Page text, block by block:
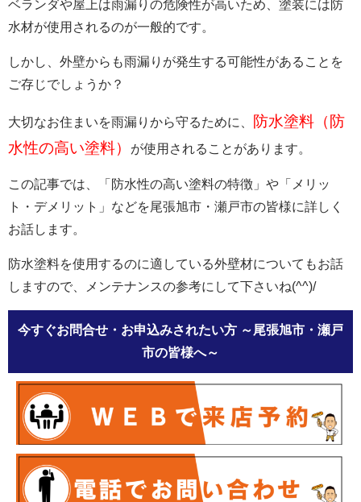
ベランダや屋上は雨漏りの危険性が高いため、塗装には防
水材が使用されるのが一般的です。
しかし、外壁からも雨漏りが発生する可能性があることを
ご存じでしょうか？
大切なお住まいを雨漏りから守るために、
防水塗料（防
水性の高い塗料）
が使用されることがあります。
この記事では、「防水性の高い塗料の特徴」や「メリッ
ト・デメリット」などを尾張旭市・瀬戸市の皆様に詳しく
お話します。
防水塗料を使用するのに適している外壁材についてもお話
しますので、メンテナンスの参考にして下さいね(^^)/
今すぐお問合せ・お申込みされたい方 ～尾張旭市・瀬戸
市の皆様へ～